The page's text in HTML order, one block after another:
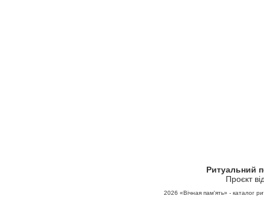
Ритуальний
Проєкт
2026 «Вічная пам'ять» - каталог